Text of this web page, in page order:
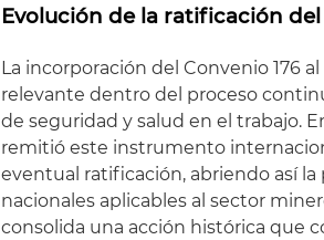
Evolución de la ratificación del
La incorporación del Convenio 176
relevante dentro del proceso
de seguridad y salud en el trabajo.
remitió este instrumento
eventual ratificación, abriendo así
nacionales aplicables al sector
consolida una acción histórica que